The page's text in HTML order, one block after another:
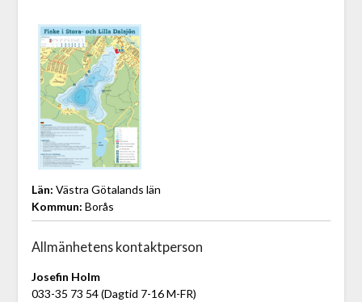
Län: Västra Götalands län
Kommun: Borås
Allmänhetens kontaktperson
Josefin Holm
033-35 73 54 (Dagtid 7-16 M-FR)